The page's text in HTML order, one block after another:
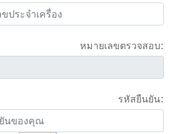
หมายเลขตรวจสอบ:
รหัสยืนยัน: